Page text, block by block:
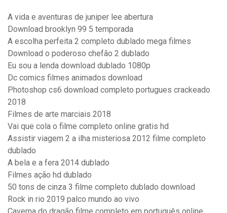
A vida e aventuras de juniper lee abertura
Download brooklyn 99 5 temporada
A escolha perfeita 2 completo dublado mega filmes
Download o poderoso chefão 2 dublado
Eu sou a lenda download dublado 1080p
Dc comics filmes animados download
Photoshop cs6 download completo portugues crackeado
2018
Filmes de arte marciais 2018
Vai que cola o filme completo online gratis hd
Assistir viagem 2 a ilha misteriosa 2012 filme completo
dublado
A bela e a fera 2014 dublado
Filmes ação hd dublado
50 tons de cinza 3 filme completo dublado download
Rock in rio 2019 palco mundo ao vivo